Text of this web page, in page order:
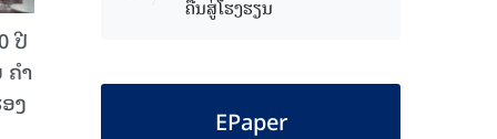
ປີ
ຳ
ງ
ຄືນສູ່ໂຮງຮຽນ
EPaper